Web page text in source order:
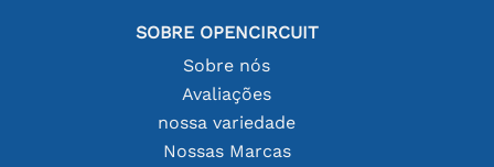
SOBRE OPENCIRCUIT
Sobre nós
Avaliações
nossa variedade
Nossas Marcas